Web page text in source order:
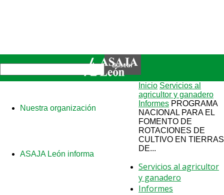
Nuestra organización
ASAJA León informa
Inicio Servicios al
agricultor y ganadero
Informes PROGRAMA
NACIONAL PARA EL
FOMENTO DE
ROTACIONES DE
CULTIVO EN TIERRAS
DE...
Servicios al agricultor
y ganadero
Informes